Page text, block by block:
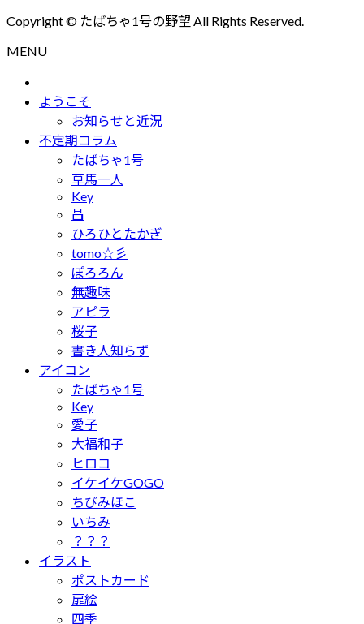
Copyright © たばちゃ1号の野望 All Rights Reserved.
MENU
ようこそ
お知らせと近況
不定期コラム
たばちゃ1号
草馬一人
Key
昌
ひろひとたかぎ
tomo☆彡
ぽろろん
無趣味
アピラ
桜子
書き人知らず
アイコン
たばちゃ1号
Key
愛子
大福和子
ヒロコ
イケイケGOGO
ちびみほこ
いちみ
？？？
イラスト
ポストカード
扉絵
四季